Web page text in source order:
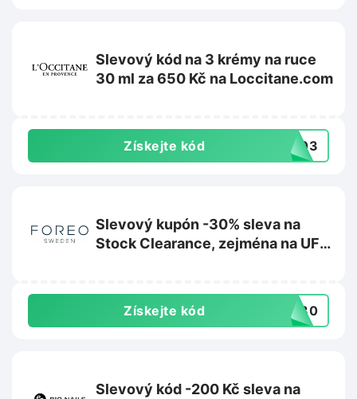
Slevový kód na 3 krémy na ruce
30 ml za 650 Kč na Loccitane.com
Získejte kód HC03
Slevový kupón -30% sleva na
Stock Clearance, zejména na UFO
Získejte kód CK30
Slevový kód -200 Kč sleva na